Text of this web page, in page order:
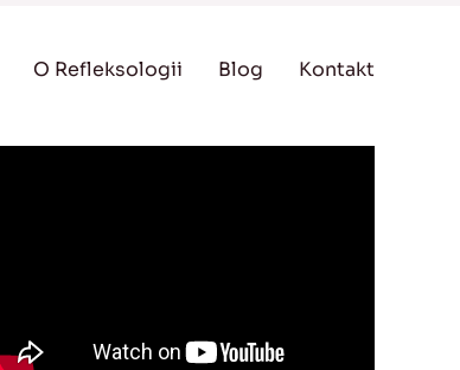
O Refleksologii Blog Kontakt